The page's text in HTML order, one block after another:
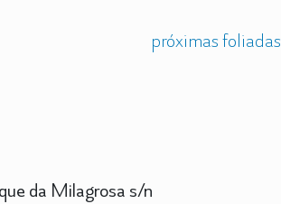
próximas foliadas
da Milagrosa s/n